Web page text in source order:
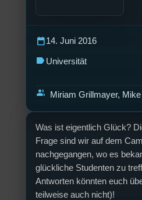
Was ist eigentlich Glück?
Frage sind wir auf dem
nachgegangen, wo es
glückliche Studenten zu
Antworten könnten euch
teilweise auch nicht)!
calendar_today14. Juni 2016
label Universität
group Miriam Grillmayer,